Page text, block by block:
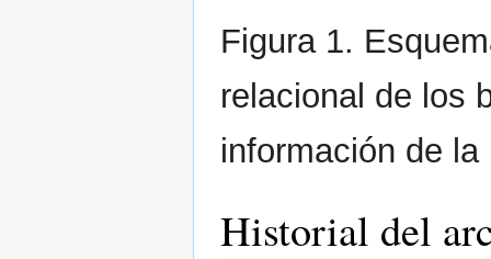
Figura 1.
relacional de los
información de
Historial del